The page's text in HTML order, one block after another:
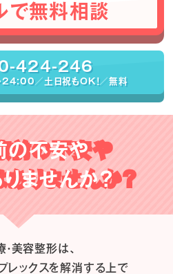
で無料相談
424-246
24:00／土日祝もOK！／無料
の不安や
ませんか？
美容整形は、
レックスを解消する上で